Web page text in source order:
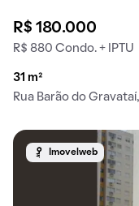
R$ 180.000
R$ 880 Condo. + IPTU
31 m²
Rua Barão do
Imovelweb